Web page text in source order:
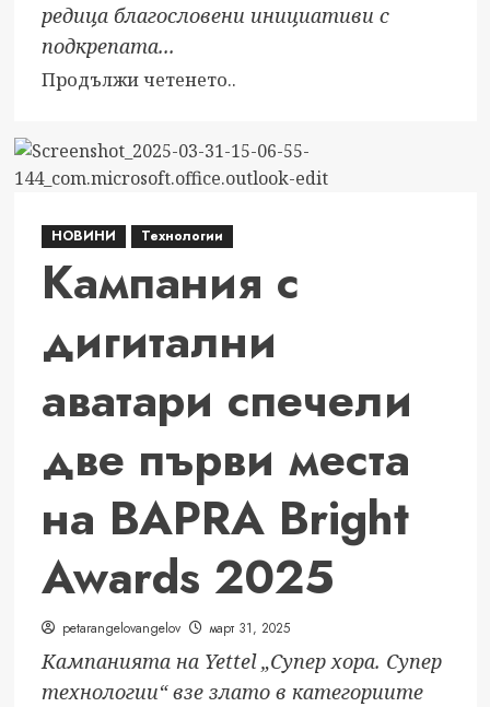
редица благословени инициативи с
подкрепата...
Продължи четенето..Read
Инициативи
с
Светейшество
Митрополит
и
Български,
с
„Възкресение
Христово“
в
кв.
Челопечене
НОВИНИ Технологии
Кампания с
дигитални
аватари спечели
две първи места
на BAPRA Bright
Awards 2025
petarangelovangelov март 31, 2025
Кампанията на Yettel „Супер хора. Супер
технологии“ взе злато в категориите